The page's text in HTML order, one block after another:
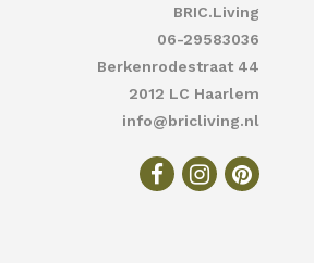
BRIC.Living
06-29583036
Berkenrodestraat 44
2012 LC Haarlem
info@bricliving.nl